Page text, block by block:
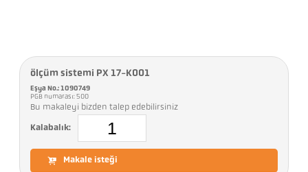
ölçüm sistemi PX 17-K001
Eşya No.: 1090749
PGB numarası: 500
Bu makaleyi bizden talep edebilirsiniz
Kalabalık:
Makale isteği